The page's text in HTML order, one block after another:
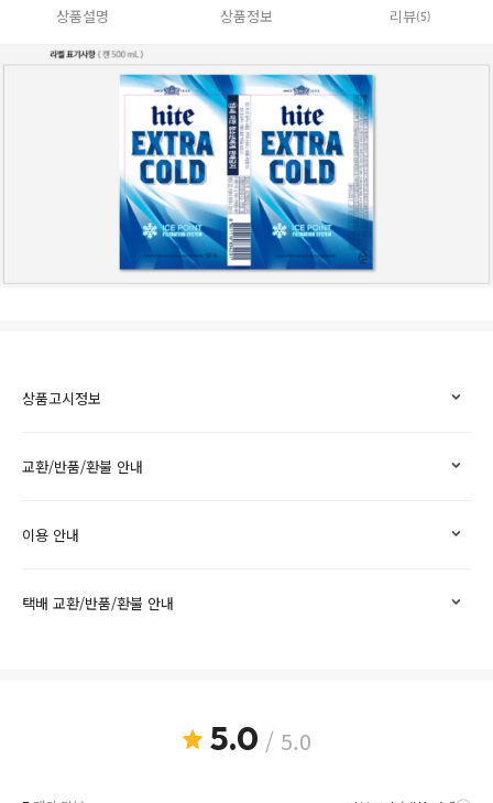
상품설명 상품정보 리뷰(5)
상품고시정보
교환/반품/환불 안내
이용 안내
택배 교환/반품/환불 안내
5.0 / 5.0